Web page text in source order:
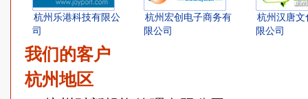
杭州乐港科技有限公
司
杭州宏创电子商务有
限公司
杭州汉唐文
限公司
我们的客户
杭州地区